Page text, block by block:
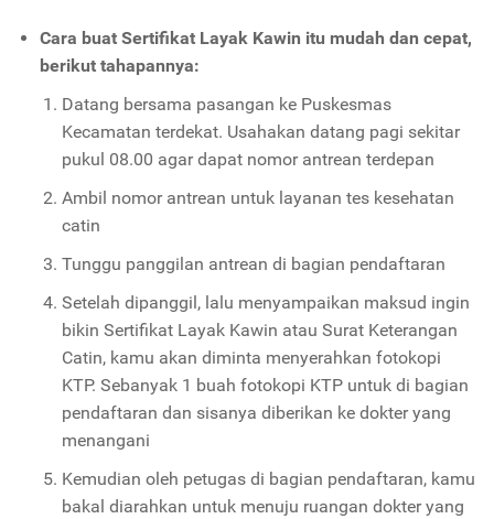
Cara buat Sertifikat Layak Kawin itu mudah dan cepat,
berikut tahapannya:
Datang bersama pasangan ke Puskesmas
Kecamatan terdekat. Usahakan datang pagi sekitar
pukul 08.00 agar dapat nomor antrean terdepan
Ambil nomor antrean untuk layanan tes kesehatan
catin
Tunggu panggilan antrean di bagian pendaftaran
Setelah dipanggil, lalu menyampaikan maksud ingin
bikin Sertifikat Layak Kawin atau Surat Keterangan
Catin, kamu akan diminta menyerahkan fotokopi
KTP. Sebanyak 1 buah fotokopi KTP untuk di bagian
pendaftaran dan sisanya diberikan ke dokter yang
menangani
Kemudian oleh petugas di bagian pendaftaran, kamu
bakal diarahkan untuk menuju ruangan dokter yang